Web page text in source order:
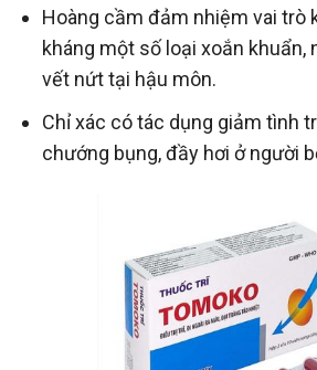
Hoàng cầm đảm nhiệm vai trò
kháng một số loại xoắn khuẩn,
vết nứt tại hậu môn.
Chỉ xác có tác dụng giảm tình
chướng bụng, đầy hơi ở người